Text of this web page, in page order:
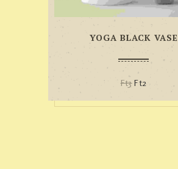
YOGA BLACK VASE
Ft3 Ft2